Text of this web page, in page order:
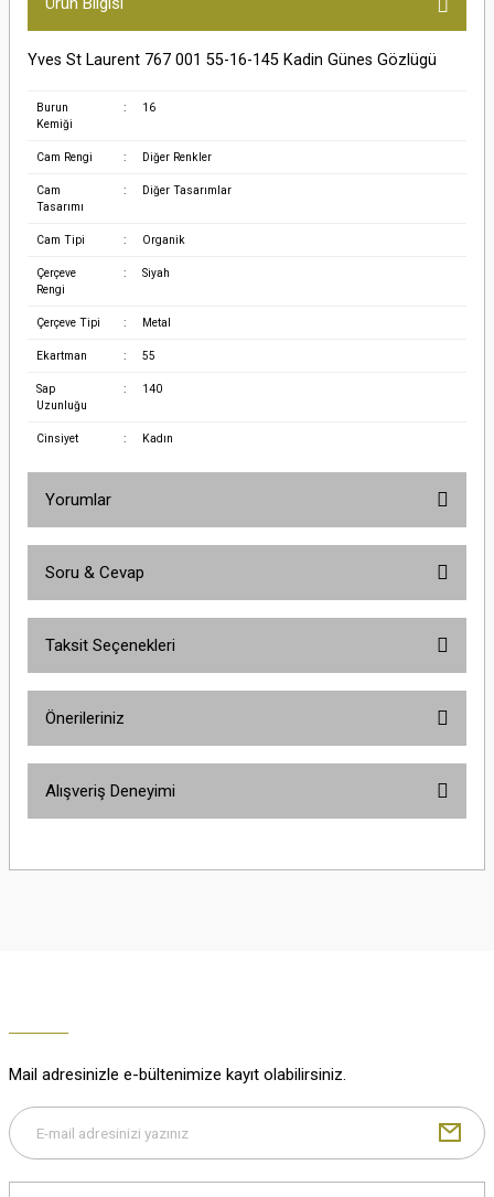
Yves St Laurent 767 001 55-16-145 Kadin Günes Gözlügü
Burun
Kemiği
: 16
Cam Rengi : Diğer Renkler
Cam
Tasarımı
: Diğer Tasarımlar
Cam Tipi : Organik
Çerçeve
Rengi
: Siyah
Çerçeve Tipi : Metal
Ekartman : 55
Sap
Uzunluğu
: 140
Cinsiyet : Kadın
Yorumlar
Soru & Cevap
Taksit Seçenekleri
Önerileriniz
yetersiz gördüğünüz noktaları öneri formunu kullanarak tarafımıza
Gönder
Alışveriş Deneyimi
M... K... | 29/12/2025
Mail adresinizle e-bültenimize kayıt olabilirsiniz.